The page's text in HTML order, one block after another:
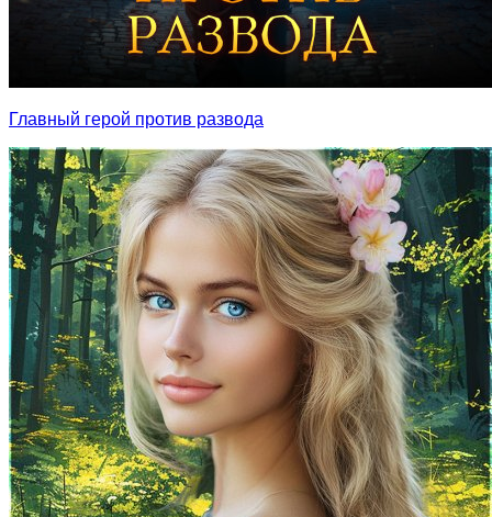
Главный герой против развода